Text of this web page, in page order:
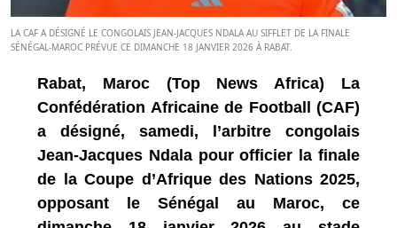
LA CAF A DÉSIGNÉ LE CONGOLAIS JEAN-JACQUES NDALA AU SIFFLET DE LA FINALE
SÉNÉGAL-MAROC PRÉVUE CE DIMANCHE 18 JANVIER 2026 À RABAT.
Rabat, Maroc (Top News Africa) La
Confédération Africaine de Football (CAF)
a désigné, samedi, l’arbitre congolais
Jean-Jacques Ndala pour officier la finale
de la Coupe d’Afrique des Nations 2025,
opposant le Sénégal au Maroc, ce